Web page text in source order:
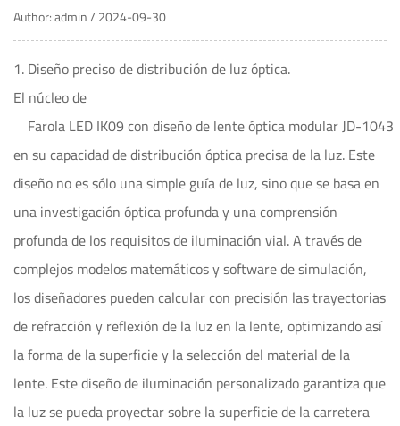
Author: admin / 2024-09-30
1. Diseño preciso de distribución de luz óptica.
El núcleo de
Farola LED IK09 con diseño de lente óptica modular JD-
en su capacidad de distribución óptica precisa de la luz. Este
diseño no es sólo una simple guía de luz, sino que se basa en
una investigación óptica profunda y una comprensión
profunda de los requisitos de iluminación vial. A través de
complejos modelos matemáticos y software de simulación,
los diseñadores pueden calcular con precisión las trayectorias
de refracción y reflexión de la luz en la lente, optimizando así
la forma de la superficie y la selección del material de la
lente. Este diseño de iluminación personalizado garantiza que
la luz se pueda proyectar sobre la superficie de la carretera